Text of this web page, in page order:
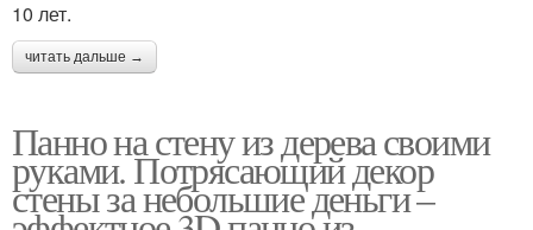
10 лет.
читать дальше →
Панно на стену из дерева своими
руками. Потрясающий декор
стены за небольшие деньги –